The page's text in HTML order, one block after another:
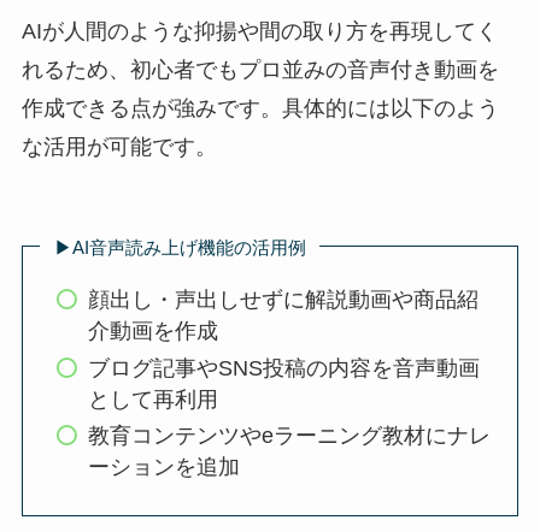
AIが人間のような抑揚や間の取り方を再現してく
れるため、初心者でもプロ並みの音声付き動画を
作成できる点が強みです。具体的には以下のよう
な活用が可能です。
▶︎AI音声読み上げ機能の活用例
顔出し・声出しせずに解説動画や商品紹
介動画を作成
ブログ記事やSNS投稿の内容を音声動画
として再利用
教育コンテンツやeラーニング教材にナレ
ーションを追加